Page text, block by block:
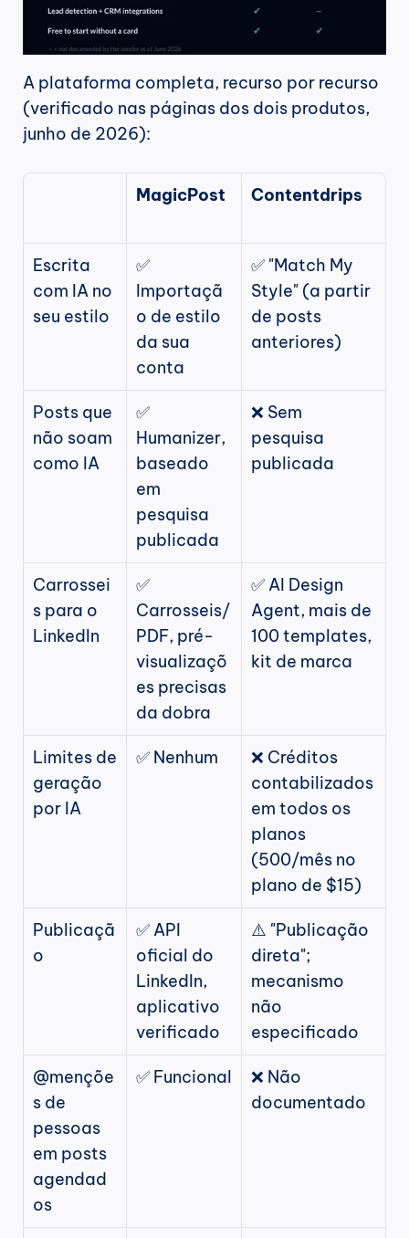
A plataforma completa, recurso por recurso
(verificado nas páginas dos dois produtos,
junho de 2026):
MagicPost Contentdrips
Escrita
com IA no
seu estilo
✅
Importaçã
o de estilo
da sua
conta
✅ "Match My
Style" (a partir
de posts
anteriores)
Posts que
não soam
como IA
✅
Humanizer,
baseado
em
pesquisa
publicada
❌ Sem
pesquisa
publicada
Carrossei
s para o
LinkedIn
✅
Carrosseis/
PDF, pré-
visualizaçõ
es precisas
da dobra
✅ AI Design
Agent, mais de
100 templates,
kit de marca
Limites de
geração
por IA
✅ Nenhum
❌ Créditos
contabilizados
em todos os
planos
(500/mês no
plano de $15)
Publicaçã
o
✅ API
oficial do
LinkedIn,
aplicativo
verificado
⚠️ "Publicação
direta";
mecanismo
não
especificado
@mençõe
s de
pessoas
em posts
agendad
os
✅ Funcional
❌ Não
documentado